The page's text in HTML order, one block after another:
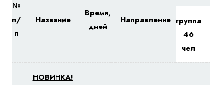
№
п/
п
Название
Время,
дней
Направление группа
46
чел
НОВИНКА!